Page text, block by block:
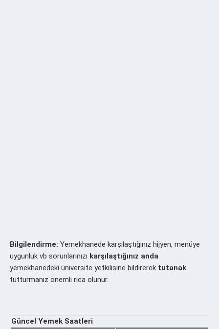
Bilgilendirme: Yemekhanede karşılaştığınız hijyen, menüye
uygunluk vb sorunlarınızı karşılaştığınız anda
yemekhanedeki üniversite yetkilisine bildirerek tutanak
tutturmanız önemli rica olunur.
Güncel Yemek Saatleri